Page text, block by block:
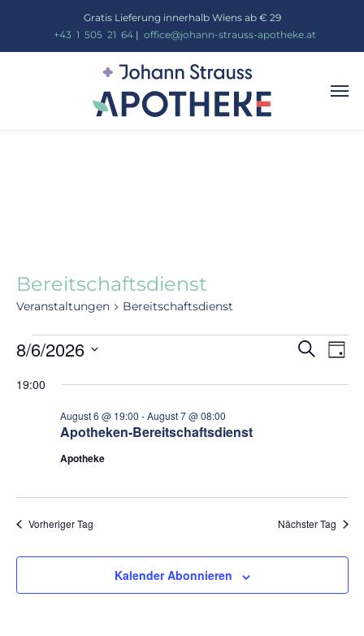
Gratis Lieferung innerhalb Wiens ab € 29
+43 1 505_ 21 64| office@johann-strauss-apotheke.at
Bereitschaftsdienst
Veranstaltungen Bereitschaftsdienst
Suche
Tag
8/6/2026
wählen.
19:00
Apotheken-Bereitschaftsdienst
August 6 @ 19:00 -August 7 @ 08:00
Apotheke
Vorheriger Tag Nächster Tag
Kalender Abonnieren